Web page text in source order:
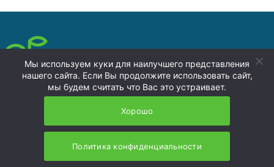
Политика
конфиденциальности
8 (4236) 73-00-74
692941, Russia, Primorsky
Territory, Nakhodka, territory
Мы используем куки для наилучшего представления
нашего сайта. Если Вы продолжите использовать сайт,
мы будем считать что Вас это устраивает.
Хорошо
Политика конфиденциальности